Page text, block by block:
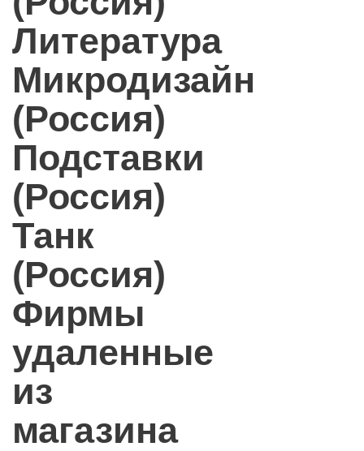
Литература
Микродизайн
(Россия)
Подставки
(Россия)
Танк
(Россия)
Фирмы
удаленные
из
магазина